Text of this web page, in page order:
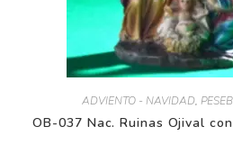
ADVIENTO - NAVIDAD,
OB-037 Nac. Ruinas Ojival